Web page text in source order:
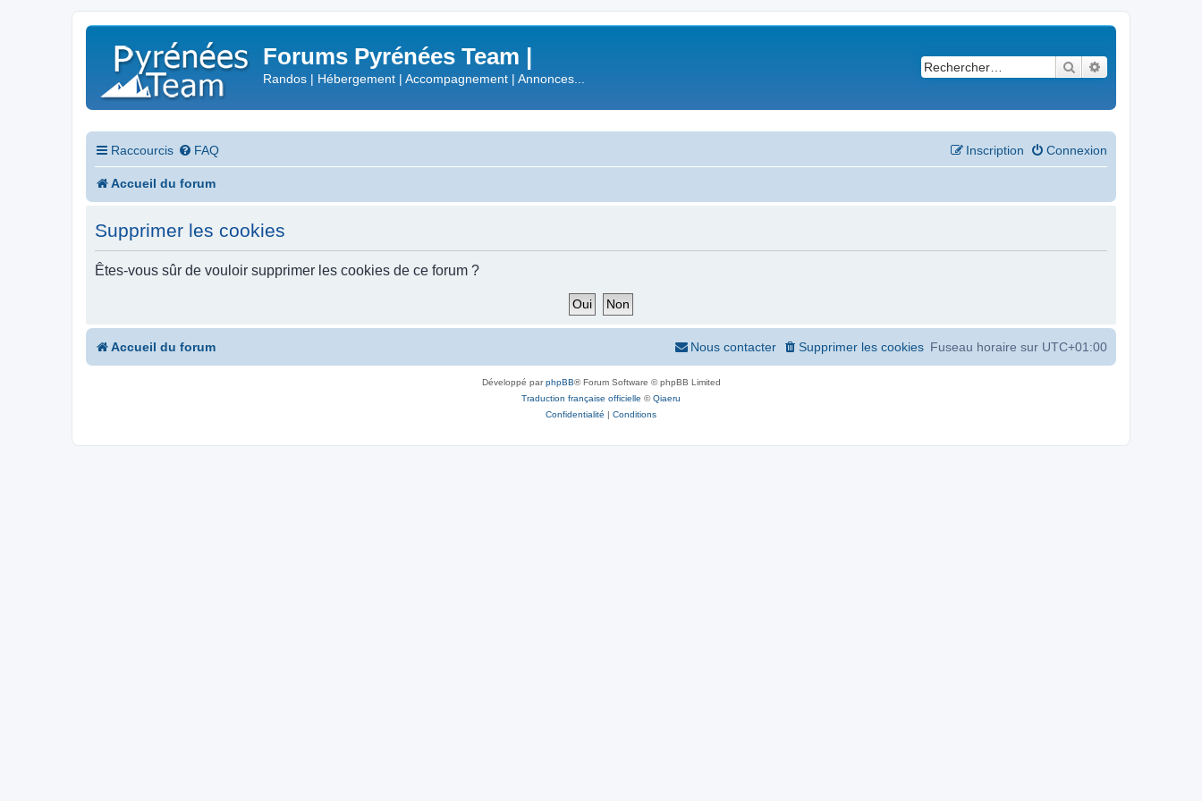
Forums Pyrénées Team |
Randos | Hébergement | Accompagnement | Annonces...
Rechercher
Raccourcis FAQ Connexion
Inscription
Accueil du forum
Supprimer les cookies
Êtes-vous sûr de vouloir supprimer les cookies de ce forum ?
Accueil du forum Fuseau horaire sur UTC+01:00
Supprimer les cookies
Nous contacter
Développé parphpBB® Forum Software © phpBB Limited
Traduction française officielle ©Qiaeru
Confidentialité | Conditions